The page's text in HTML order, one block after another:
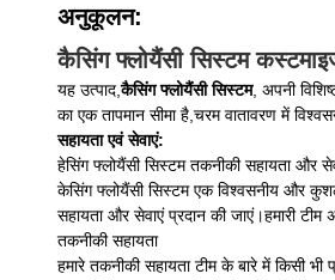
अनुकूलन:
कैसिंग फ्लोयैंसी सिस्टम
यह उत्पाद,कैसिंग फ्लोयैंसी सिस्टम, अपनी
का एक तापमान सीमा है,चरम वातावरण में
सहायता एवं सेवाएं:
हेसिंग फ्लोयैंसी सिस्टम तकनीकी सहायता और
केसिंग फ्लोयैंसी सिस्टम एक विश्वसनीय और
सहायता और सेवाएं प्रदान की जाएं।हमारी
तकनीकी सहायता
हमारे तकनीकी सहायता टीम के बारे में किसी